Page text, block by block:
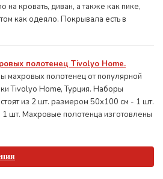
на кровать, диван, а также как пике,
как одеяло. Покрывала есть в
полотенец Tivolyo Home.
махровых полотенец от популярной
Tivolyo Home, Турция. Наборы
из 2 шт. размером 50x100 см - 1 шт.
шт. Махровые полотенца изготовлены